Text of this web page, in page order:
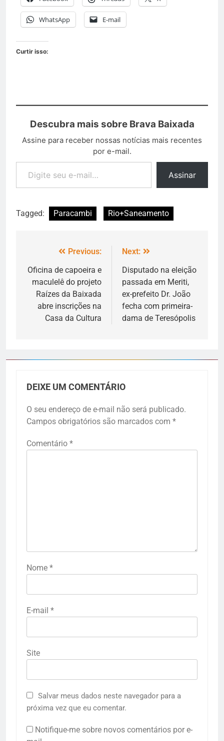
WhatsApp E-mail
Curtir isso:
Descubra mais sobre Brava Baixada
Assine para receber nossas notícias mais recentes
por e-mail.
Assinar
Tagged: Paracambi Rio+Saneamento
Previous:
Oficina de capoeira e
maculelê do projeto
Raízes da Baixada
abre inscrições na
Casa da Cultura
Next:
Disputado na eleição
passada em Meriti,
ex-prefeito Dr. João
fecha com primeira-
dama de Teresópolis
DEIXE UM COMENTÁRIO
O seu endereço de e-mail não será publicado.
Campos obrigatórios são marcados com *
Comentário *
Nome *
E-mail *
Site
Salvar meus dados neste navegador para a
próxima vez que eu comentar.
Notifique-me sobre novos comentários por e-